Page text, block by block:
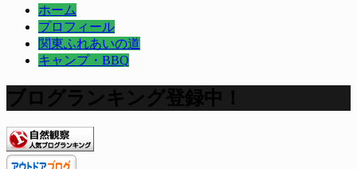
ホーム
プロフィール
関東ふれあいの道
キャンプ・BBQ
ブログランキング登録中！